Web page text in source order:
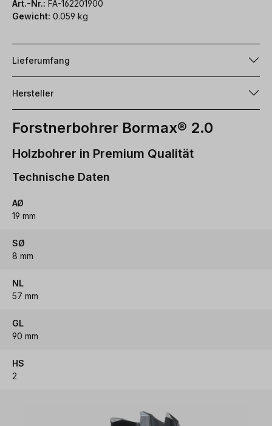
Art.-Nr.: FA-162201900
Gewicht: 0.059 kg
Lieferumfang
Hersteller
Forstnerbohrer Bormax® 2.0
Holzbohrer in Premium Qualität
Technische Daten
AØ
19 mm
SØ
8 mm
NL
57 mm
GL
90 mm
HS
2